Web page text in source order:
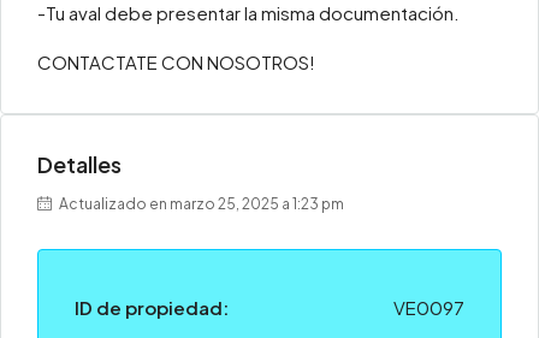
-Tu aval debe presentar la misma documentación.
CONTACTATE CON NOSOTROS!
Detalles
Actualizado en marzo 25, 2025 a 1:23 pm
ID de propiedad: VE0097